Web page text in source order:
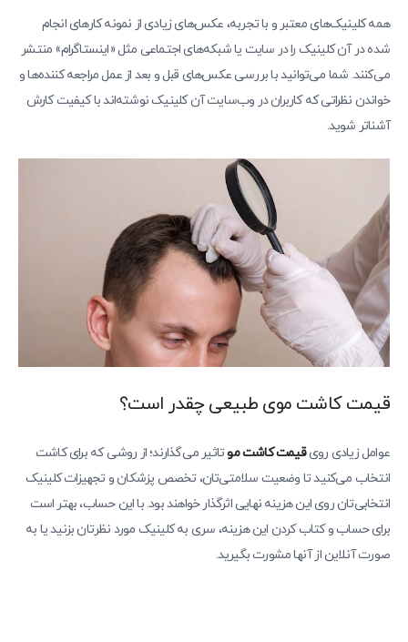
همه کلینیک‌های معتبر و با تجربه، عکس‌های زیادی از نمونه کارهای انجام
شده در آن کلینیک را در سایت یا شبکه‌های اجتماعی مثل «اینستاگرام» منتشر
می‌کنند. شما می‌توانید با بررسی عکس‌های قبل و بعد از عمل مراجعه کننده‌ها و
خواندن نظراتی که کاربران در وب‌سایت آن کلینیک نوشته‌اند با کیفیت کارش
آشناتر شوید.
قیمت کاشت موی طبیعی چقدر است؟
عوامل زیادی رویقیمت کاشت موتاثیر می‌گذارند؛ از روشی که برای کاشت
انتخاب می‌کنید تا وضعیت سلامتی‌تان، تخصص پزشکان و تجهیزات کلینیک
انتخابی‌تان روی این هزینه نهایی اثرگذار خواهند بود. با این حساب، بهتر است
برای حساب و کتاب کردن این هزینه، سری به کلینیک مورد نظرتان بزنید یا به
صورت آنلاین از آنها مشورت بگیرید.